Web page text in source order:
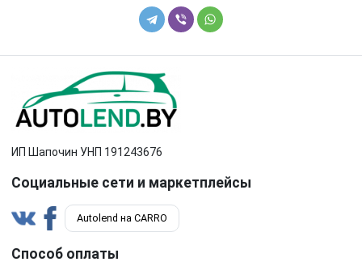
ИП Шапочин УНП 191243676
Социальные сети и маркетплейсы
Autolend на CARRO
Способ оплаты